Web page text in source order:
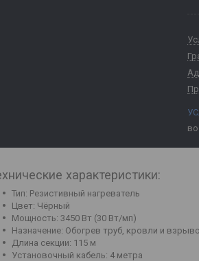
характеристики:
Тип: Резистивный нагреватель
Цвет: Чёрный
Мощность: 3450 Вт (30 Вт/мп)
Назначение: Обогрев труб, кровли и
Длина секции: 115 м
Установочный кабель: 4 метра